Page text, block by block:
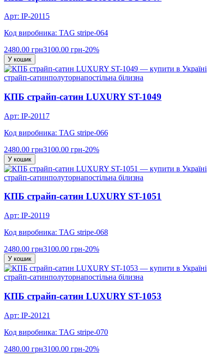
Арт: IP-20115
Код виробника: TAG stripe-064
2480.00 грн3100.00 грн-20%
У кошик
страйп-сатинполуторнапостільна білизна
КПБ страйп-сатин LUXURY ST-1049
Арт: IP-20117
Код виробника: TAG stripe-066
2480.00 грн3100.00 грн-20%
У кошик
страйп-сатинполуторнапостільна білизна
КПБ страйп-сатин LUXURY ST-1051
Арт: IP-20119
Код виробника: TAG stripe-068
2480.00 грн3100.00 грн-20%
У кошик
страйп-сатинполуторнапостільна білизна
КПБ страйп-сатин LUXURY ST-1053
Арт: IP-20121
Код виробника: TAG stripe-070
2480.00 грн3100.00 грн-20%